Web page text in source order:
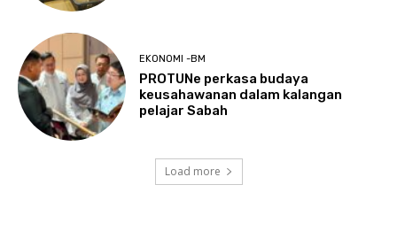
EKONOMI -BM
PROTUNe perkasa budaya
keusahawanan dalam kalangan
pelajar Sabah
Load more